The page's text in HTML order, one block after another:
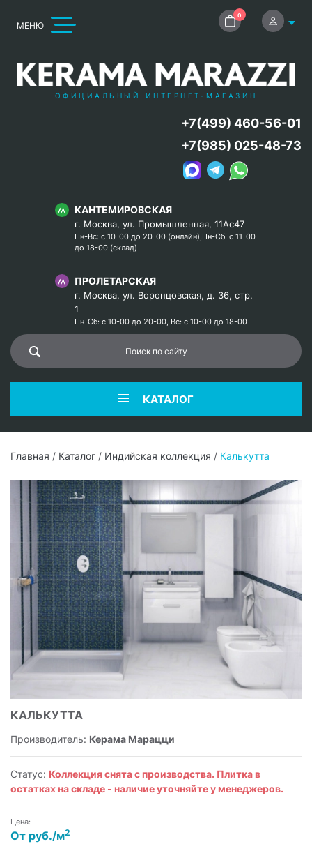
МЕНЮ
0
ОФИЦИАЛЬНЫЙ ИНТЕРНЕТ-МАГАЗИН
КАНТЕМИРОВСКАЯ
г. Москва, ул. Промышленная, 11Ас47
Пн-Вс: с 10-00 до 20-00 (онлайн),Пн-Сб: с 11-00
до 18-00 (склад)
ПРОЛЕТАРСКАЯ
г. Москва, ул. Воронцовская, д. 36, стр.
1
Пн-Сб: с 10-00 до 20-00, Вс: с 10-00 до 18-00
+7(499) 460-56-01
+7(985) 025-48-73
КАТАЛОГ
Главная / Каталог / Индийская коллекция / Калькутта
КАЛЬКУТТА
Производитель: Керама Марацци
Статус: Коллекция снята с производства. Плитка в
остатках на складе - наличие уточняйте у менеджеров.
Цена:
От руб./м2